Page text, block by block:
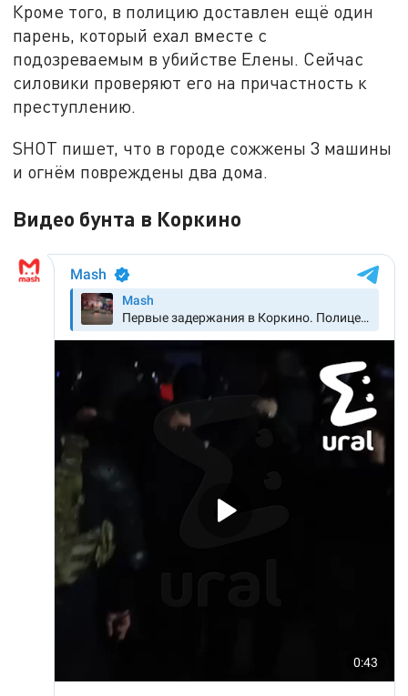
Кроме того, в полицию доставлен ещё один
парень, который ехал вместе с
подозреваемым в убийстве Елены. Сейчас
силовики проверяют его на причастность к
преступлению.
SHOT пишет, что в городе сожжены 3 машины
и огнём повреждены два дома.
Видео бунта в Коркино